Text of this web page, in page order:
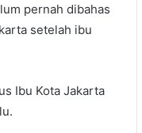
pernah dibahas
setelah ibu
Ibu Kota Jakarta